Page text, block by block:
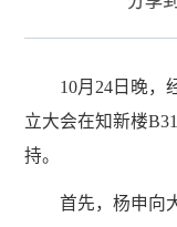
10月24日晚，
立大会在知新楼
持。
首先，杨申向